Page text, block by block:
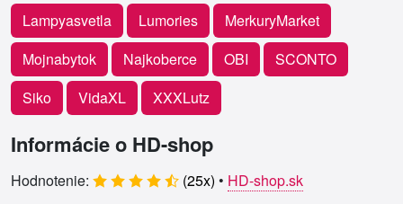
Lampyasvetla Lumories
MerkuryMarket
Mojnabytok
Najkoberce OBI
SCONTO
Siko
VidaXL XXXLutz
Informácie o HD-shop
Hodnotenie: (25x) • HD-shop.sk